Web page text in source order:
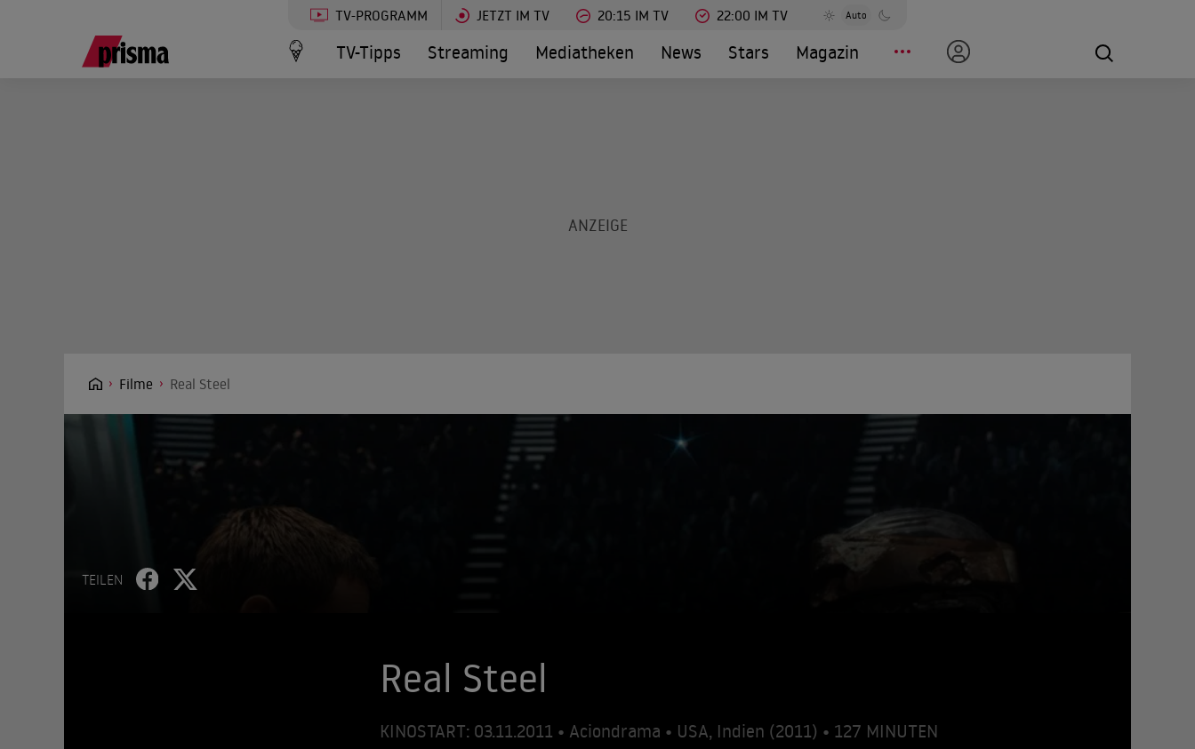
TV-PROGRAMM JETZT IM TV 20:15 IM TV 22:00 IM TV Auto
TV-Tipps Streaming Mediatheken News Stars Magazin
Filme Real Steel
TEILEN
Real Steel
KINOSTART: 03.11.2011 • Aciondrama • USA, Indien (2011) • 127 MINUTEN